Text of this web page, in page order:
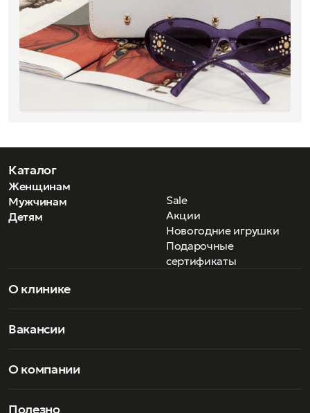
Каталог
Женщинам
Мужчинам
Детям
Sale
Акции
Новогодние игрушки
Подарочные
сертификаты
О клинике
Вакансии
О компании
Полезно